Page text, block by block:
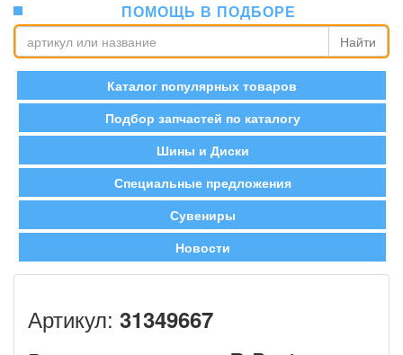
ПОМОЩЬ В ПОДБОРЕ
Найти
Каталог популярных товаров
Подбор запчастей по каталогу
Шины и Диски
Специальные предложения
Сувениры
Новости
Артикул: 31349667